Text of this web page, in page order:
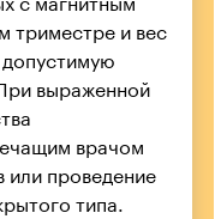
триместре и вес
выраженной
врачом
или проведение
типа.